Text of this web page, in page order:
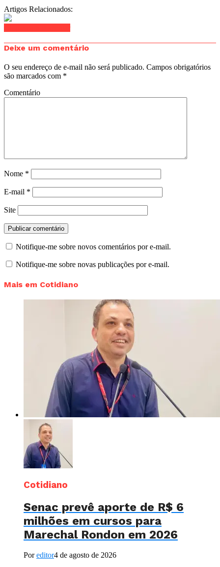
Artigos Relacionados:
Deixe um comentário
O seu endereço de e-mail não será publicado. Campos obrigatórios
são marcados com *
Comentário
Nome *
E-mail *
Site
Notifique-me sobre novos comentários por e-mail.
Notifique-me sobre novas publicações por e-mail.
Mais em Cotidiano
Cotidiano
Senac prevê aporte de R$ 6
milhões em cursos para
Marechal Rondon em 2026
Poreditor4 de agosto de 2026